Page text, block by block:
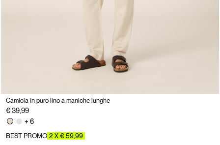
Camicia in puro lino a maniche lunghe
€ 39,99
+ 6
BEST PROMO 2 X € 59,99